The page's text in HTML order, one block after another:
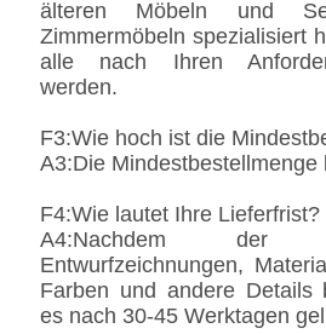
älteren Möbeln und
Zimmermöbeln spezialisiert
alle nach Ihren
werden.
F3:Wie hoch ist die
A3:Die Mindestbestellmenge
F4:Wie lautet Ihre Lieferfrist?
A4:Nachdem
Entwurfzeichnungen,
Farben und andere Details
es nach 30-45 Werktagen